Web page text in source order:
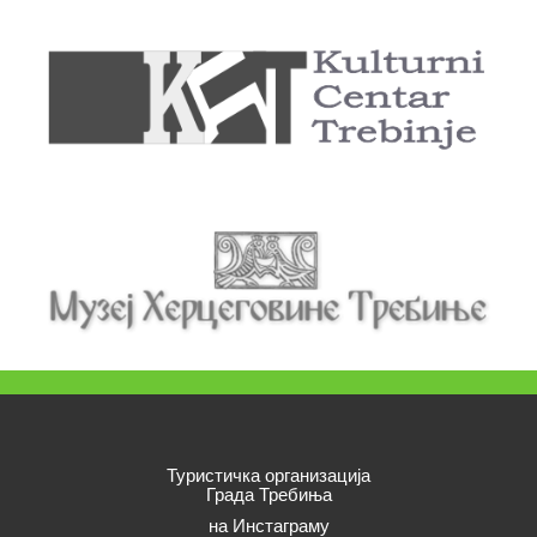
Туристичка организација
Града Требиња
на Инстаграму